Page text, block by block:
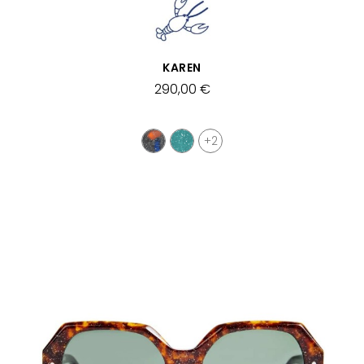
APERÇU RAPIDE
KAREN
290,00 €
+2